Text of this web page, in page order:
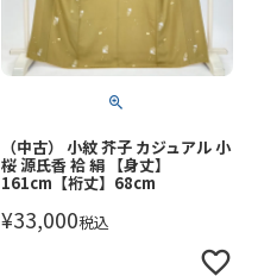
（中古） 小紋 芥子 カジュアル 小
桜 源氏香 袷 絹 【身丈】
161cm【裄丈】68cm
¥33,000税込